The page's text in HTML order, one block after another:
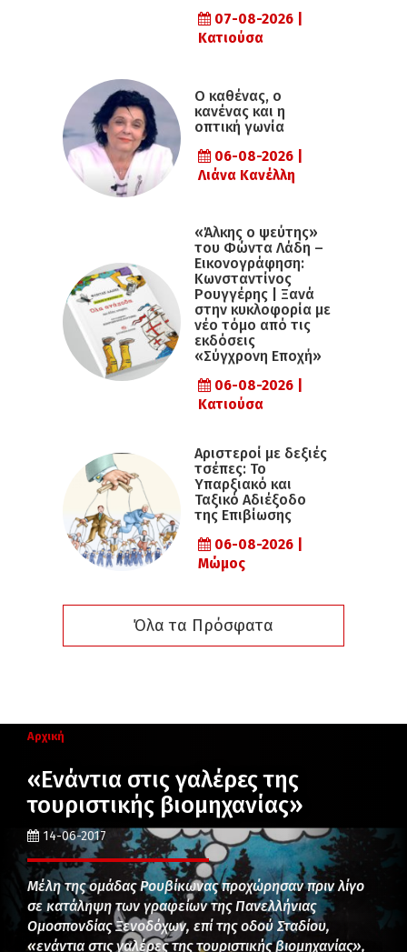
07-08-2026 |
Κατιούσα
Ο καθένας, ο
κανένας και η
οπτική γωνία
06-08-2026 |
Λιάνα Κανέλλη
«Άλκης ο ψεύτης»
του Φώντα Λάδη –
Εικονογράφηση:
Κωνσταντίνος
Ρουγγέρης | Ξανά
στην κυκλοφορία με
νέο τόμο από τις
εκδόσεις
«Σύγχρονη Εποχή»
06-08-2026 |
Κατιούσα
Αριστεροί με δεξιές
τσέπες: Το
Υπαρξιακό και
Ταξικό Αδιέξοδο
της Επιβίωσης
06-08-2026 |
Μώμος
Όλα τα Πρόσφατα
Αρχική
«Ενάντια στις γαλέρες της
τουριστικής βιομηχανίας»
14-06-2017
Μέλη της ομάδας Ρουβίκωνας προχώρησαν πριν λίγο
σε κατάληψη των γραφείων της Πανελλήνιας
Ομοσπονδίας Ξενοδόχων, επί της οδού Σταδίου,
«ενάντια στις γαλέρες της τουριστικής βιομηχανίας»,